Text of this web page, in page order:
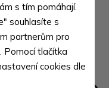
s tím pomáhají.
souhlasíte s
partnerům pro
Pomocí tlačítka
cookies dle